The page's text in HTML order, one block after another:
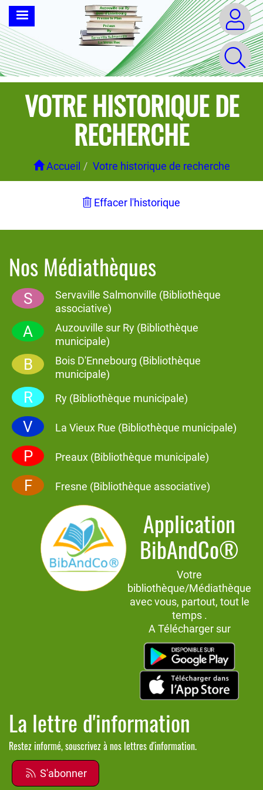
Aller
contenu
principal
VOTRE HISTORIQUE DE
RECHERCHE
Accueil Votre historique de recherche
Effacer l'historique
Nos Médiathèques
S
Servaville Salmonville (Bibliothèque
associative)
A
Auzouville sur Ry (Bibliothèque
municipale)
B
Bois D'Ennebourg (Bibliothèque
municipale)
R Ry (Bibliothèque municipale)
V La Vieux Rue (Bibliothèque municipale)
P Preaux (Bibliothèque municipale)
F Fresne (Bibliothèque associative)
Application
BibAndCo®
Votre
bibliothèque/Médiathèque
avec vous, partout, tout le
temps .
A Télécharger sur
La lettre d'information
Restez informé, souscrivez à nos lettres d'information.
S'abonner